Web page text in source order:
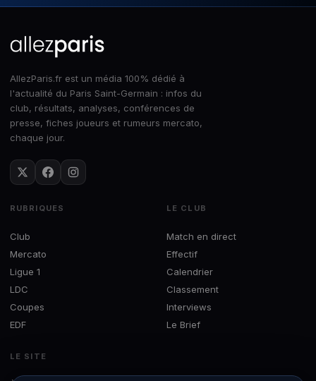
AllezParis.fr est un média 100% dédié à
l'actualité du Paris Saint-Germain : infos du
club, résultats, analyses, conférences de
presse, fiches joueurs et rumeurs mercato,
chaque jour.
RUBRIQUES
Club
Mercato
Ligue 1
LDC
Coupes
EDF
LE CLUB
Match en direct
Effectif
Calendrier
Classement
Interviews
Le Brief
LE SITE